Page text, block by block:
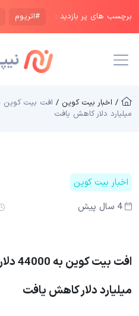
برچسب های پر بازدید : #اتریوم
/ اخبار بیت کوین /
میلیارد دلار کاهش یافت
اخبار بیت کوین
4 سال پیش
میلیارد دلار کاهش یافت